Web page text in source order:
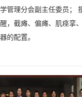
管理分会副主任委员；
，截瘫、偏瘫、肌痉挛
的配置。